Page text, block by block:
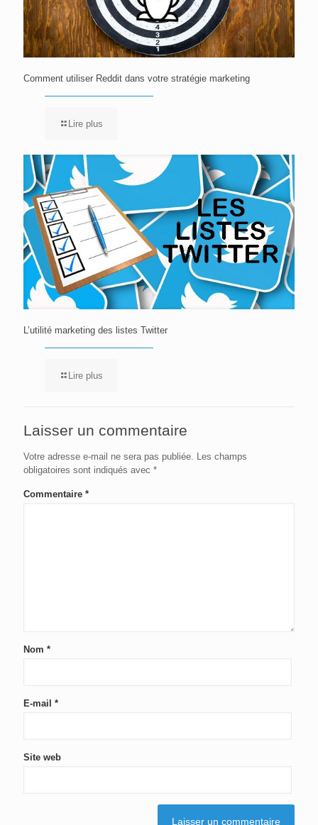
Comment utiliser Reddit dans votre stratégie marketing
Lire plus
L’utilité marketing des listes Twitter
Lire plus
Laisser un commentaire
Votre adresse e-mail ne sera pas publiée. Les champs
obligatoires sont indiqués avec *
Commentaire *
Nom *
E-mail *
Site web